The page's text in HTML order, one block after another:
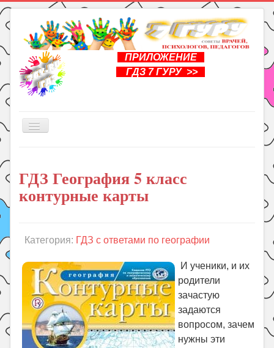
ПРИЛОЖЕНИЕ
ГДЗ 7 ГУРУ >>
Включить/
Книги
Рукоделие
Уроки
Праздники
Психология
Летом!
Поиск
ГДЗ География 5 класс
контурные карты
Категория: ГДЗ с ответами по географии
И ученики, и их
родители
зачастую
задаются
вопросом, зачем
нужны эти